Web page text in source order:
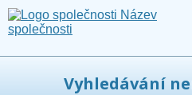
Vyhledávání